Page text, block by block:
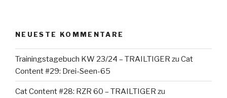
NEUESTE KOMMENTARE
Trainingstagebuch KW 23/24 – TRAILTIGER zu Cat
Content #29: Drei-Seen-65
Cat Content #28: RZR 60 – TRAILTIGER zu